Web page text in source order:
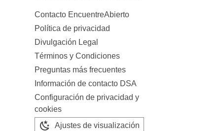
Contacto EncuentreAbierto
Política de privacidad
Divulgación Legal
Términos y Condiciones
Preguntas más frecuentes
Información de contacto DSA
Configuración de privacidad y
cookies
Ajustes de visualización